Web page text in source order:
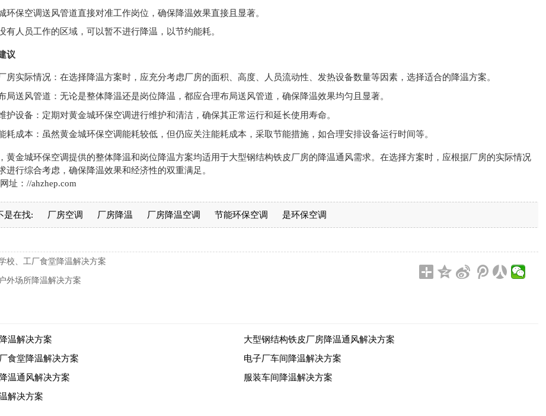
环保空调送风管道直接对准工作岗位，确保降温效果直接且显著。
有人员工作的区域，可以暂不进行降温，以节约能耗。
议
房实际情况：在选择降温方案时，应充分考虑厂房的面积、高度、人员流动性、发热设备数量等因素，选择适合的降温方案。
局送风管道 ：无论是整体降温还是岗位降温，都应合理布局送风管道，确保降温效果均匀且显著。
护设备 ：定期对黄金城环保空调进行维护和清洁，确保其正常运行和延长使用寿命。
耗成本 ：虽然黄金城环保空调能耗较低，但仍应关注能耗成本，采取节能措施，如合理安排设备运行时间等。
黄金城环保空调提供的整体降温和岗位降温方案均适用于大型钢结构铁皮厂房的降温通风需求。在选择方案时，应根据厂房的实际情况
进行综合考虑，确保降温效果和经济性的双重满足。
址：//ahzhep.com
是在找: 厂房空调 厂房降温 厂房降温空调 节能环保空调 是环保空调
校、工厂食堂降温解决方案
户外场所降温解决方案
温解决方案
大型钢结构铁皮厂房降温通风解决方案
食堂降温解决方案
电子厂车间降温解决方案
温通风解决方案
服装车间降温解决方案
解决方案